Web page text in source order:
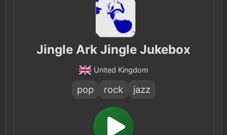
Jingle Ark Jingle Jukebox
United Kingdom
pop rock jazz